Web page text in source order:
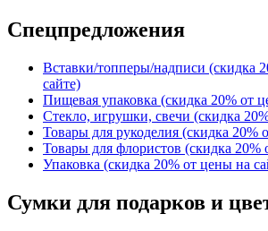
Спецпредложения
Вставки/топперы/надписи (скидка
сайте)
Пищевая упаковка (скидка 20% от
Стекло, игрушки, свечи (скидка
Товары для рукоделия (скидка 20%
Товары для флористов (скидка 20%
Упаковка (скидка 20% от цены на
Сумки для подарков и